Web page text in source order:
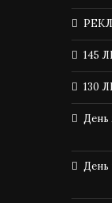
145
130
День
День